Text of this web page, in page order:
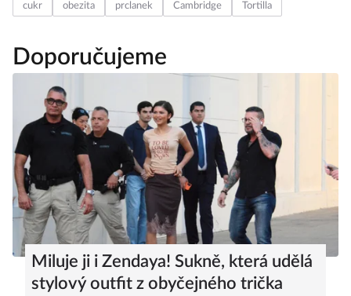
cukr
obezita prclanek Cambridge Tortilla
Doporučujeme
Miluje ji i Zendaya! Sukně, která udělá
stylový outfit z obyčejného trička